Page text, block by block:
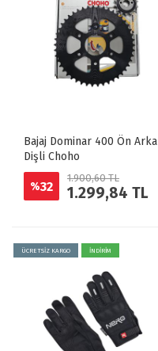
Bajaj Dominar 400 Ön Arka
Dişli Choho
%32
1.900,60 TL
1.299,84 TL
ÜCRETSİZ KARGO İNDİRİM